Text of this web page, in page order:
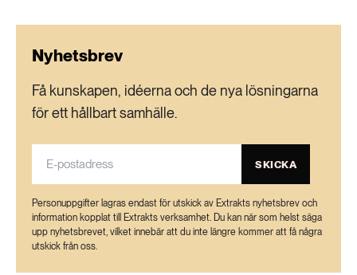
Nyhetsbrev
Få kunskapen, idéerna och de nya lösningarna
för ett hållbart samhälle.
SKICKA
Personuppgifter lagras endast för utskick av Extrakts nyhetsbrev och
information kopplat till Extrakts verksamhet. Du kan när som helst säga
upp nyhetsbrevet, vilket innebär att du inte längre kommer att få några
utskick från oss.